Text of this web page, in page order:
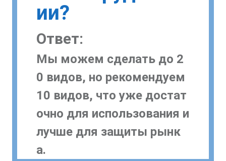
ии?
Ответ:
Мы можем сделать до 2
0 видов, но рекомендуем
10 видов, что уже достат
очно для использования и
лучше для защиты рынк
а.